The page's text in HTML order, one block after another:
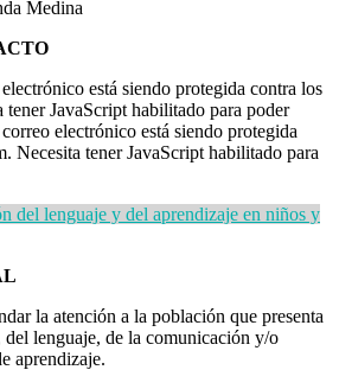
Medina
está siendo protegida contra los
tener JavaScript habilitado para poder
electrónico está siendo protegida
Necesita tener JavaScript habilitado para
del lenguaje y del aprendizaje en niños y
la atención a la población que presenta
del lenguaje, de la comunicación y/o
aprendizaje.